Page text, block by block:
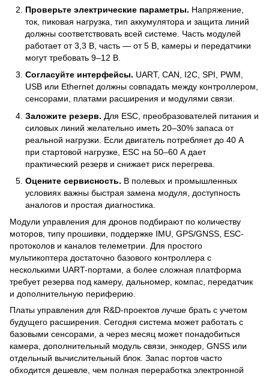
Проверьте электрические параметры. Напряжение,
ток, пиковая нагрузка, тип аккумулятора и защита линий
должны соответствовать всей системе. Часть модулей
работает от 3,3 В, часть — от 5 В, камеры и передатчики
могут требовать 9–12 В.
Согласуйте интерфейсы. UART, CAN, I2C, SPI, PWM,
USB или Ethernet должны совпадать между контроллером,
сенсорами, платами расширения и модулями связи.
Заложите резерв. Для ESC, преобразователей питания и
силовых линий желательно иметь 20–30% запаса от
реальной нагрузки. Если двигатель потребляет до 40 А
при стартовой нагрузке, ESC на 50–60 А дает
практический резерв и снижает риск перегрева.
Оцените сервисность. В полевых и промышленных
условиях важны быстрая замена модуля, доступность
аналогов и простая диагностика.
Модули управления для дронов подбирают по количеству
моторов, типу прошивки, поддержке IMU, GPS/GNSS, ESC-
протоколов и каналов телеметрии. Для простого
мультикоптера достаточно базового контроллера с
несколькими UART-портами, а более сложная платформа
требует резерва под камеру, дальномер, компас, передатчик
и дополнительную периферию.
Платы управления для R&D-проектов лучше брать с учетом
будущего расширения. Сегодня система может работать с
базовыми сенсорами, а через месяц может понадобиться
камера, дополнительный модуль связи, энкодер, GNSS или
отдельный вычислительный блок. Запас портов часто
обходится дешевле, чем полная переработка электронной